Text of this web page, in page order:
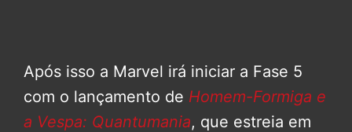
Após isso a Marvel irá iniciar a Fase 5
com o lançamento de Homem-Formiga e
a Vespa: Quantumania, que estreia em